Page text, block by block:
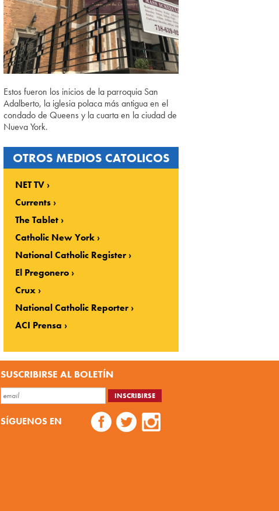
Estos fueron los inicios de la parroquia San
Adalberto, la iglesia polaca más antigua en el
condado de Queens y la cuarta en la ciudad de
Nueva York.
OTROS MEDIOS CATOLICOS
NET TV
Currents
The Tablet
Catholic New York
National Catholic Register
El Pregonero
Crux
National Catholic Reporter
ACI Prensa
SUSCRIBIRSE AL BOLETÍN
SÍGUENOS EN